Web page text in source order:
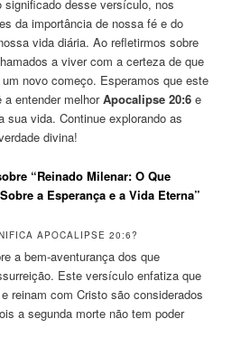
significado desse versículo, nos
da importância de nossa fé e do
vida diária. Ao refletirmos sobre
a viver com a certeza de que
novo começo. Esperamos que este
a entender melhorApocalipse 20:6 e
sua vida. Continue explorando as
divina!
“Reinado Milenar: O Que
a Esperança e a Vida Eterna”
APOCALIPSE 20:6?
a bem-aventurança dos que
Este versículo enfatiza que
reinam com Cristo são considerados
a segunda morte não tem poder